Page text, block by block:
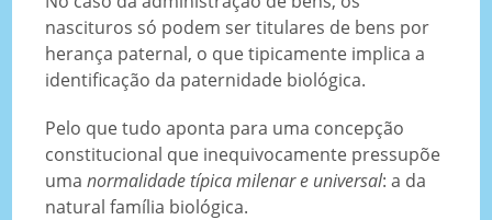
nascituros só podem ser titulares de bens por
herança paternal, o que tipicamente implica a
identificação da paternidade biológica.
Pelo que tudo aponta para uma concepção
constitucional que inequivocamente pressupõe
umanormalidade típica milenar e universal: a da
natural família biológica.